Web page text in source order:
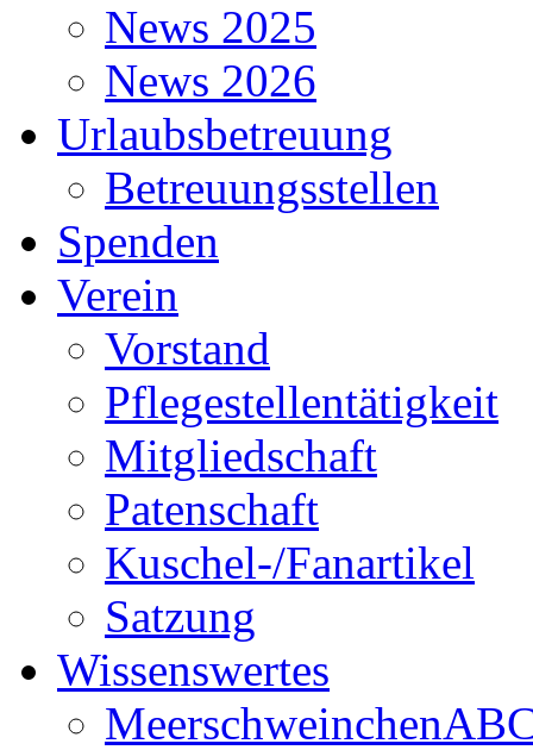
News 2025
News 2026
Urlaubsbetreuung
Betreuungsstellen
Spenden
Verein
Vorstand
Pflegestellentätigkeit
Mitgliedschaft
Patenschaft
Kuschel-/Fanartikel
Satzung
Wissenswertes